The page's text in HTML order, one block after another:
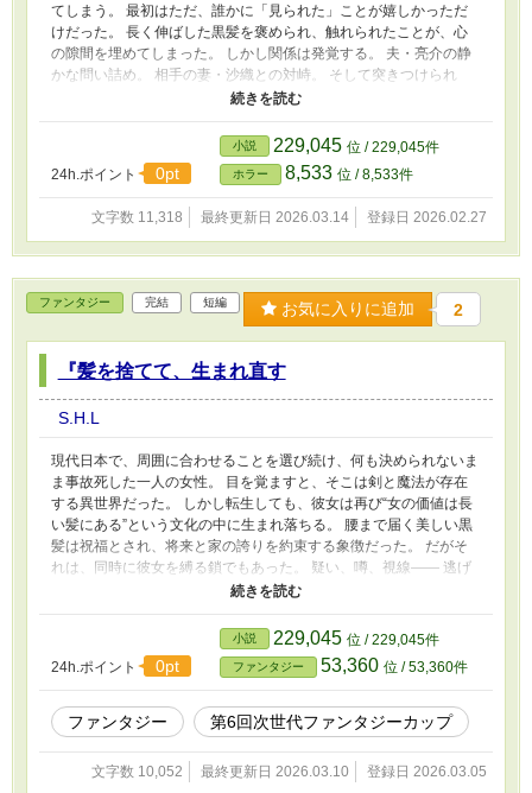
てしまう。 最初はただ、誰かに「見られた」ことが嬉しかっただ
けだった。 長く伸ばした黒髪を褒められ、触れられたことが、心
の隙間を埋めてしまった。 しかし関係は発覚する。 夫・亮介の静
かな問い詰め。 相手の妻・沙織との対峙。 そして突きつけられ
た“形ある謝罪”。 それは—— 腰まであった黒髪をすべて剃り落と
し、スキンヘッドで一年間生きること。 理容店の椅子に座る由
梨。 ハサミの音。 バリカンの振動。 剃刀が地肌を滑る感触。 床に
積もる黒髪と、鏡の中で変わっていく自分の輪郭。 髪を失うこと
は、単なる外見の変化ではない。 社会的信用、職場での立場、夫
婦の信頼、そして自分自身の尊厳が、少しずつ削ぎ落とされてい
く。 だが—— すべてを失った先で、彼女は初めて「自分で選ぶ」
という感覚を取り戻す。 髪はまた伸びる。 けれど、一度剃り落と
讐と揺らぎ、そして再構築を描く、 静かで冷たい心理サスペン
ス。
24h.ポイント 0pt
小説 229,045 位 / 229,045件
ホラー 8,533 位 / 8,533件
文字数 11,318 最終更新日 2026.03.14 登録日 2026.02.27
ファンタジー 完結 短編 お気に入りに追加 2
『髪を捨てて、生まれ直す
S.H.L
現代日本で、周囲に合わせることを選び続け、何も決められないま
ま事故死した一人の女性。 目を覚ますと、そこは剣と魔法が存在
する異世界だった。 しかし転生しても、彼女は再び“女の価値は長
い髪にある”という文化の中に生まれ落ちる。 腰まで届く美しい黒
髪は祝福とされ、将来と家の誇りを約束する象徴だった。 だがそ
れは、同時に彼女を縛る鎖でもあった。 疑い、噂、視線―― 逃げ
れば安全。黙れば波は立たない。 それは前世と同じ生き方。 彼女
は決意する。 ロングヘアを肩まで切り落とし、 さらに刈り上げ、
そして――ついに坊主へ。 床屋の椅子に座り、バリカンの振動が
頭皮を震わせ、 長年“価値”と呼ばれた髪が床に積もっていく。 それ
は罰でも、見せしめでもない。 他人に決められた断罪でもない。
これは、私が選んだ。 髪を失ったその瞬間、彼女は初めて自分の
人生を手に入れる。 これは、転生によって与えられた「二度目の
命」で、 誰の期待でもなく、誰の価値観でもなく、 ただ自分自身
として立ち上がる一人の女性の物語。 ――髪を捨てて、私はやっ
と生まれ直した。
24h.ポイント 0pt
小説 229,045 位 / 229,045件
ファンタジー 53,360 位 / 53,360件
ファンタジー 第6回次世代ファンタジーカップ
文字数 10,052 最終更新日 2026.03.10 登録日 2026.03.05